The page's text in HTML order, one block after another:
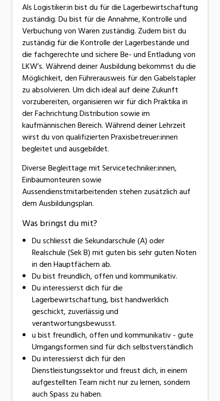
Als Logistiker:in bist du für die Lagerbewirtschaftung
zuständig. Du bist für die Annahme, Kontrolle und
Verbuchung von Waren zuständig. Zudem bist du
zuständig für die Kontrolle der Lagerbestände und
die fachgerechte und sichere Be- und Entladung von
LKW’s. Während deiner Ausbildung bekommst du die
Möglichkeit, den Führerausweis für den Gabelstapler
zu absolvieren. Um dich ideal auf deine Zukunft
vorzubereiten, organisieren wir für dich Praktika in
der Fachrichtung Distribution sowie im
kaufmännischen Bereich. Während deiner Lehrzeit
wirst du von qualifizierten Praxisbetreuer:innen
begleitet und ausgebildet.
Diverse Begleittage mit Servicetechniker:innen,
Einbaumonteuren sowie
Aussendienstmitarbeitenden stehen zusätzlich auf
dem Ausbildungsplan.
Was bringst du mit?
Du schliesst die Sekundarschule (A) oder
Realschule (Sek B) mit guten bis sehr guten Noten
in den Hauptfächern ab.
Du bist freundlich, offen und kommunikativ.
Du interessierst dich für die
Lagerbewirtschaftung, bist handwerklich
geschickt, zuverlässig und
verantwortungsbewusst.
u bist freundlich, offen und kommunikativ - gute
Umgangsformen sind für dich selbstverständlich
Du interessierst dich für den
Dienstleistungssektor und freust dich, in einem
aufgestellten Team nicht nur zu lernen, sondern
auch Spass zu haben.